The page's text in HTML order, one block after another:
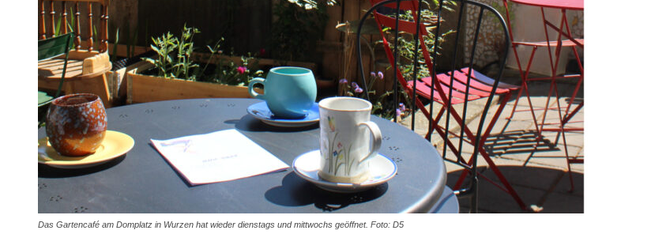
Das Gartencafé am Domplatz in Wurzen hat wieder dienstags und mittwochs geöffnet. Foto: D5